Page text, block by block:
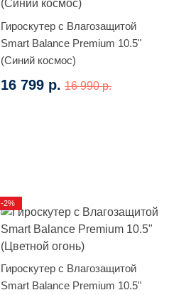
Гироскутер с Влагозащитой
Smart Balance Premium 10.5"
(Синий космос)
16 799 р. 16 990 р.
Гироскутер с Влагозащитой
Smart Balance Premium 10.5"
-2%